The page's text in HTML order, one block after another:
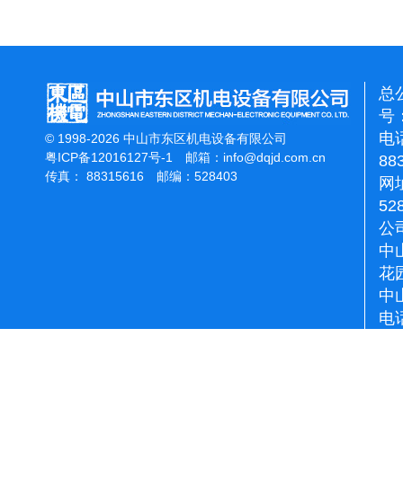
© 1998-2026 中山市东区机电设备有限公司
粤ICP备12016127号-1
邮箱： info@dqjd.com.cn
传真： 88315616 邮编：528403
总
号
电
网
公
中
花
中
电